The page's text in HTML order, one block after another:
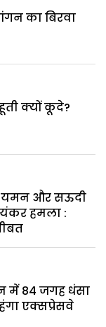
का बिरवा
क्यों कूदे?
ने यमन और सऊदी
हमला :
में 84 जगह धंसा
एक्सप्रेसवे